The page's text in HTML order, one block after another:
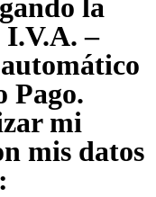
la
I.V.A. –
Pago.
mi
mis datos